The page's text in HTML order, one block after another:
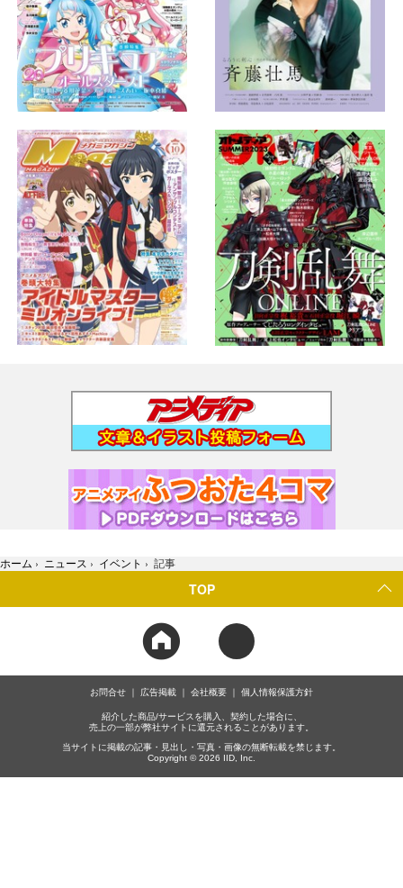
ホーム › ニュース › イベント › 記事
TOP
お問合せ 広告掲載 会社概要 個人情報保護方針
紹介した商品/サービスを購入、契約した場合に、
売上の一部が弊社サイトに還元されることがあります。
当サイトに掲載の記事・見出し・写真・画像の無断転載を禁じます。
Copyright © 2026 IID, Inc.